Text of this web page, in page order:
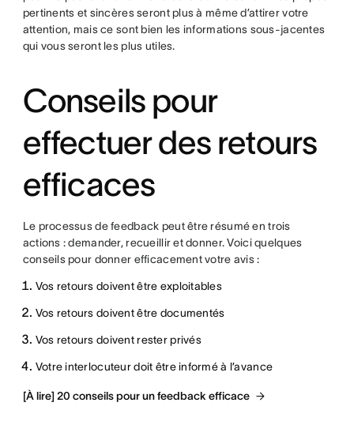
pertinents et sincères seront plus à même d’attirer votre
attention, mais ce sont bien les informations sous-jacentes
qui vous seront les plus utiles.
Conseils pour
effectuer des retours
efficaces
Le processus de feedback peut être résumé en trois
actions : demander, recueillir et donner. Voici quelques
conseils pour donner efficacement votre avis :
Vos retours doivent être exploitables
Vos retours doivent être documentés
Vos retours doivent rester privés
Votre interlocuteur doit être informé à l’avance
[À lire] 20 conseils pour un feedback efficace